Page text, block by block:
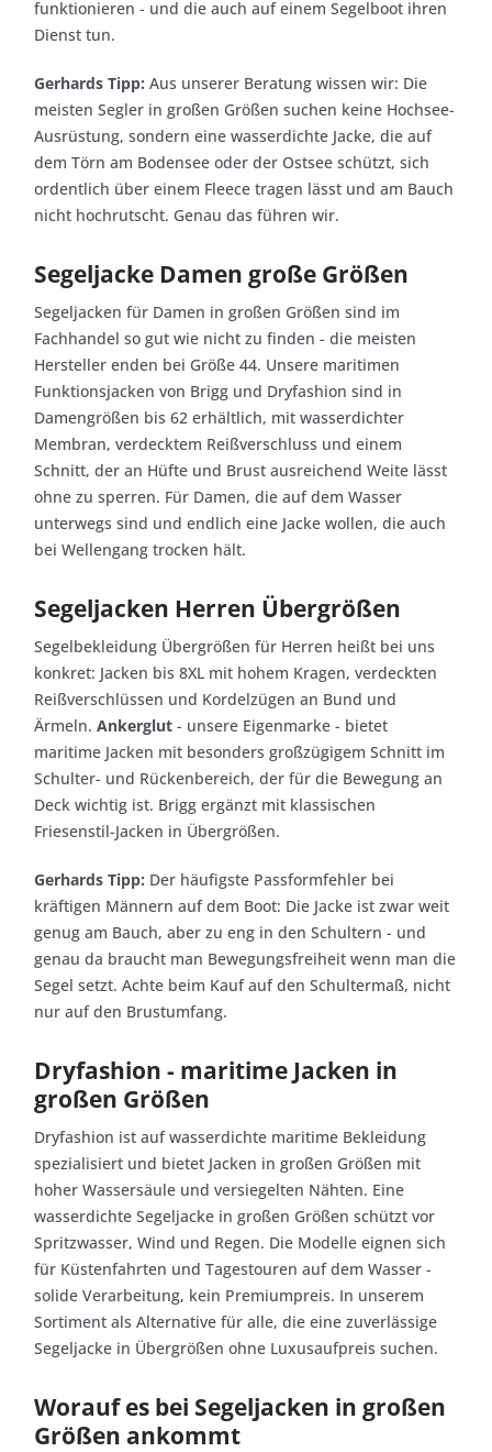
funktionieren - und die auch auf einem Segelboot ihren
Dienst tun.
Gerhards Tipp: Aus unserer Beratung wissen wir: Die
meisten Segler in großen Größen suchen keine Hochsee-
Ausrüstung, sondern eine wasserdichte Jacke, die auf
dem Törn am Bodensee oder der Ostsee schützt, sich
ordentlich über einem Fleece tragen lässt und am Bauch
nicht hochrutscht. Genau das führen wir.
Segeljacke Damen große Größen
Segeljacken für Damen in großen Größen sind im
Fachhandel so gut wie nicht zu finden - die meisten
Hersteller enden bei Größe 44. Unsere maritimen
Funktionsjacken von Brigg und Dryfashion sind in
Damengrößen bis 62 erhältlich, mit wasserdichter
Membran, verdecktem Reißverschluss und einem
Schnitt, der an Hüfte und Brust ausreichend Weite lässt
ohne zu sperren. Für Damen, die auf dem Wasser
unterwegs sind und endlich eine Jacke wollen, die auch
bei Wellengang trocken hält.
Segeljacken Herren Übergrößen
Segelbekleidung Übergrößen für Herren heißt bei uns
konkret: Jacken bis 8XL mit hohem Kragen, verdeckten
Reißverschlüssen und Kordelzügen an Bund und
Ärmeln. Ankerglut - unsere Eigenmarke - bietet
maritime Jacken mit besonders großzügigem Schnitt im
Schulter- und Rückenbereich, der für die Bewegung an
Deck wichtig ist. Brigg ergänzt mit klassischen
Friesenstil-Jacken in Übergrößen.
Gerhards Tipp: Der häufigste Passformfehler bei
kräftigen Männern auf dem Boot: Die Jacke ist zwar weit
genug am Bauch, aber zu eng in den Schultern - und
genau da braucht man Bewegungsfreiheit wenn man die
Segel setzt. Achte beim Kauf auf den Schultermaß, nicht
nur auf den Brustumfang.
Dryfashion - maritime Jacken in
großen Größen
Dryfashion ist auf wasserdichte maritime Bekleidung
spezialisiert und bietet Jacken in großen Größen mit
hoher Wassersäule und versiegelten Nähten. Eine
wasserdichte Segeljacke in großen Größen schützt vor
Spritzwasser, Wind und Regen. Die Modelle eignen sich
für Küstenfahrten und Tagestouren auf dem Wasser -
solide Verarbeitung, kein Premiumpreis. In unserem
Sortiment als Alternative für alle, die eine zuverlässige
Segeljacke in Übergrößen ohne Luxusaufpreis suchen.
Worauf es bei Segeljacken in großen
Größen ankommt